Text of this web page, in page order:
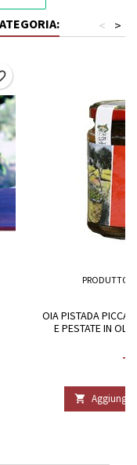
>
<
OIA PISTADA
E PESTATE IN
 Aggiungi